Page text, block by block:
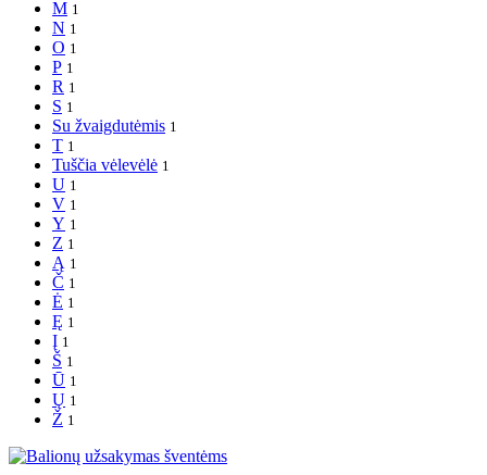
M 1
N 1
O 1
P 1
R 1
S 1
Su žvaigdutėmis 1
T 1
Tuščia vėlevėlė 1
U 1
V 1
Y 1
Z 1
Ą 1
Č 1
Ė 1
Ę 1
Į 1
Š 1
Ū 1
Ų 1
Ž 1